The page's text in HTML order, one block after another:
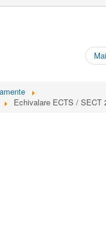
Echivalare ECTS / SECT